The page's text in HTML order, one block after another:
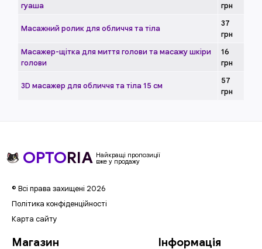
гуаша
грн
Масажний ролик для обличчя та тіла
37
грн
Масажер-щітка для миття голови та масажу шкіри
голови
16
грн
3D масажер для обличчя та тіла 15 см
57
грн
OPTORIA Найкращі пропозиції
вже у продажу
© Всі права захищені 2026
Політика конфіденційності
Карта сайту
Магазин Інформація